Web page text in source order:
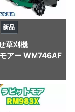
新品
草刈機
アー WM746AF